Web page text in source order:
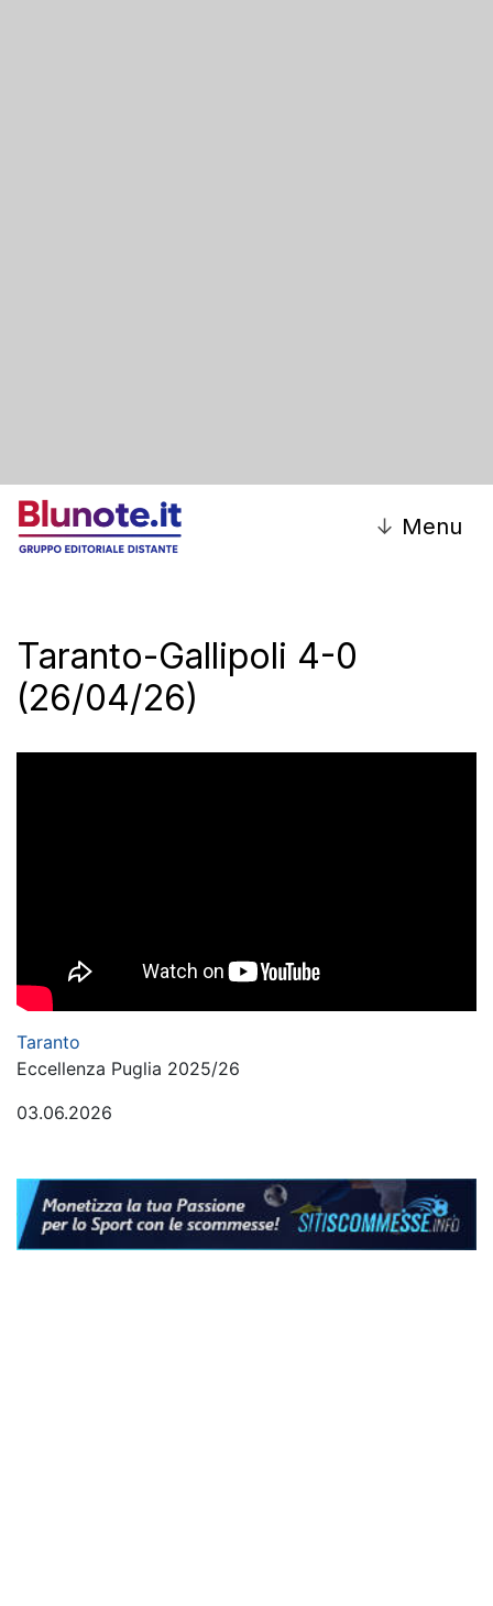
↓ Menu
Taranto-Gallipoli 4-0
(26/04/26)
Taranto
Eccellenza Puglia 2025/26
03.06.2026